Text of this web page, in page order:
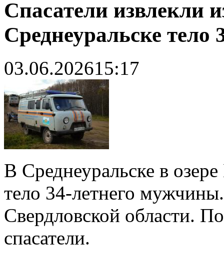
Спасатели извлекли
Среднеуральске
03.06.202615:17
В Среднеуральске в
тело 34-летнего
Свердловской области.
спасатели.